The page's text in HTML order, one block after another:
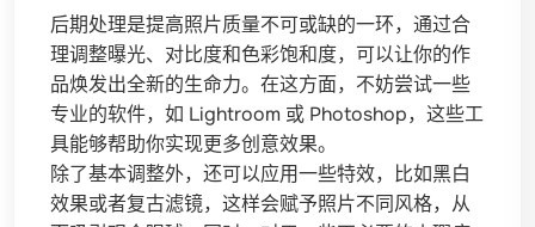
后期处理是提高照片质量不可或缺的一环，通过合
理调整曝光、对比度和色彩饱和度，可以让你的作
品焕发出全新的生命力。在这方面，不妨尝试一些
专业的软件，如 Lightroom 或 Photoshop，这些工
具能够帮助你实现更多创意效果。
除了基本调整外，还可以应用一些特效，比如黑白
效果或者复古滤镜，这样会赋予照片不同风格，从